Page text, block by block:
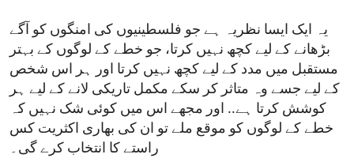
یہ ایک ایسا نظریہ ہے جو فلسطینیوں کی امنگوں کو آگے
بڑھانے کے لیے کچھ نہیں کرتا، جو خطے کے لوگوں کے بہتر
مستقبل میں مدد کے لیے کچھ نہیں کرتا اور ہر اس شخص
کے لیے جسے وہ متاثر کر سکے مکمل تاریکی لانے کے لیے ہر
کوشش کرتا ہے.. اور مجھے اس میں کوئی شک نہیں کہ
خطے کے لوگوں کو موقع ملے تو ان کی بھاری اکثریت کس
راستے کا انتخاب کرے گی۔